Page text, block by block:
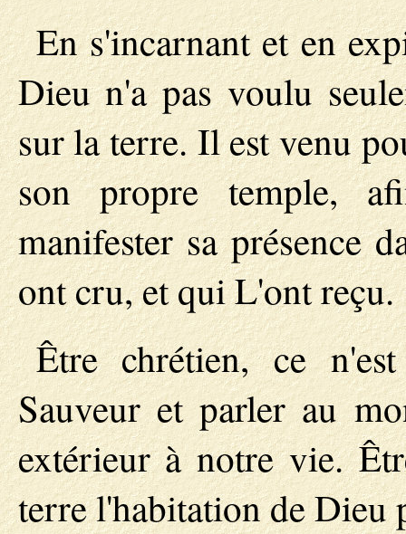
En s'incarnant et en
Dieu n'a pas voulu
sur la terre. Il est venu
son propre temple,
manifester sa présence
ont cru, et qui L'ont reçu.
Être chrétien, ce
Sauveur et parler au
extérieur à notre vie.
terre l'habitation de Dieu